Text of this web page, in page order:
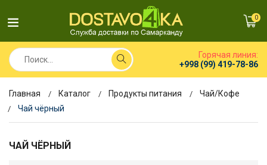
0
Горячая линия:
+998 (99) 419-78-86
Главная Каталог Продукты питания
Чай/Кофе
Чай чёрный
ЧАЙ ЧЁРНЫЙ